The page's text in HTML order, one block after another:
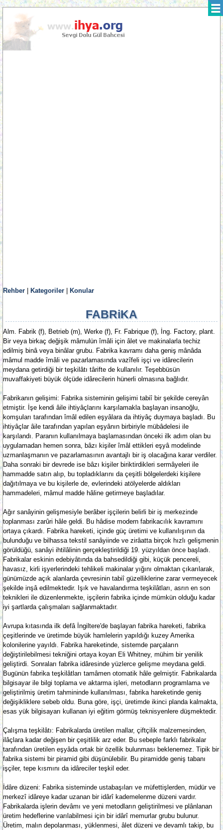
Rehber Kategoriler Konular
FABRiKA
Alm. Fabrik (f), Betrieb (m), Werke (f), Fr. Fabrique (f), İng. Factory, plant.
Bir veya birkaç değişik mâmulün îmâli için âlet ve makinalarla techiz
edilmiş binâ veya binâlar grubu. Fabrika kavramı daha geniş mânâda
mâmul madde îmâli ve pazarlamasında vazîfeli işçi ve idârecilerin
meydana getirdiği bir teşkilâtı târifte de kullanılır. Teşebbüsün
muvaffakiyeti büyük ölçüde idârecilerin hünerli olmasına bağlıdır.
Fabrikanın gelişimi: Fabrika sisteminin gelişimi tabiî bir şekilde cereyân
etmiştir. İşe kendi âile ihtiyâçlarını karşılamakla başlayan insanoğlu,
komşuları tarafından îmâl edilen eşyâlara da ihtiyâç duymaya başladı. Bu
ihtiyâçlar âile tarafından yapılan eşyânın birbiriyle mübâdelesi ile
karşılandı. Paranın kullanılmaya başlamasından önceki ilk adım olan bu
uygulamadan hemen sonra, bâzı kişiler îmâl ettikleri eşyâ modelinde
uzmanlaşmanın ve pazarlamasının avantajlı bir iş olacağına karar verdiler.
Daha sonraki bir devrede ise bâzı kişiler biriktirdikleri sermâyeleri ile
hammadde satın alıp, bu topladıklarını da çeşitli bölgelerdeki kişilere
dağıtılmaya ve bu kişilerle de, evlerindeki atölyelerde aldıkları
hammadeleri, mâmul madde hâline getirmeye başladılar.
Ağır sanâyinin gelişmesiyle berâber işçilerin belirli bir iş merkezinde
toplanması zarûri hâle geldi. Bu hâdise modern fabrikacılık kavramını
ortaya çıkardı. Fabrika hareketi, içinde güç üretimi ve kullanılışının da
bulunduğu ve bilhassa tekstil sanâyiinde ve zirâatta birçok hızlı gelişmenin
görüldüğü, sanâyi ihtilâlinin gerçekleştirildiği 19. yüzyıldan önce başladı.
Fabrikalar eskinin edebiyâtında da bahsedildiği gibi, küçük pencereli,
havasız, kirli işyerlerindeki tehlikeli makinalar yığını olmaktan çıkarılarak,
günümüzde açık alanlarda çevresinin tabiî güzelliklerine zarar vermeyecek
şekilde inşâ edilmektedir. Işık ve havalandırma teşkilâtları, asrın en son
teknikleri ile düzenlenmekte, işçilerin fabrika içinde mümkün olduğu kadar
iyi şartlarda çalışmaları sağlanmaktadır.
Avrupa kıtasında ilk defâ İngiltere'de başlayan fabrika hareketi, fabrika
çeşitlerinde ve üretimde büyük hamlelerin yapıldığı kuzey Amerika
kolonilerine yayıldı. Fabrika hareketinde, sistemde parçaların
değiştirilebilmesi tekniğini ortaya koyan Eli Whitney, mühim bir yenilik
geliştirdi. Sonraları fabrika idâresinde yüzlerce gelişme meydana geldi.
Bugünün fabrika teşkilâtları tamâmen otomatik hâle gelmiştir. Fabrikalarda
bilgisayar ile bilgi toplama ve aktarma işleri, metodların programlama ve
geliştirilmiş üretim tahmininde kullanılması, fabrika hareketinde geniş
değişikliklere sebeb oldu. Buna göre, işçi, üretimde ikinci planda kalmakta,
esas yük bilgisayarı kullanan iyi eğitim görmüş teknisyenlere düşmektedir.
Çalışma teşkilâtı: Fabrikalarda üretilen mallar, çiftçilik malzemesinden,
ilâçlara kadar değişen bir çeşitlilik arz eder. Bu sebeple farklı fabrikalar
tarafından üretilen eşyâda ortak bir özellik bulunması beklenemez. Tipik bir
fabrika sistemi bir piramid gibi düşünülebilir. Bu piramidde geniş tabanı
işçiler, tepe kısmını da idâreciler teşkil eder.
İdâre düzeni: Fabrika sisteminde ustabaşıları ve müfettişlerden, müdür ve
merkezî idâreye kadar uzanan bir idârî kademelenme düzeni vardır.
Fabrikalarda işlerin devâmı ve yeni metodların geliştirilmesi ve plânlanan
üretim hedeflerine varılabilmesi için bir idârî memurlar grubu bulunur.
Üretim, malın depolanması, yüklenmesi, âlet düzeni ve devamlı takip, bu